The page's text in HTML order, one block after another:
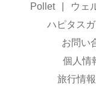
Pollet ウェ
ハピタス
お問い
個人情
旅行情